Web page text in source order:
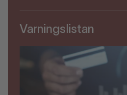
Varningslistan